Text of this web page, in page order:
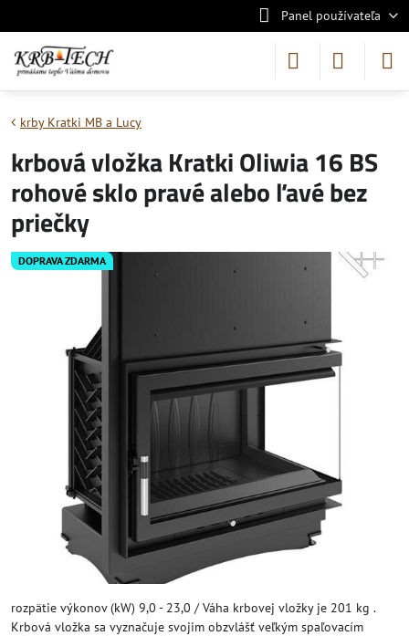
Panel používateľa
DOPRAVA ZDARMA
krby Kratki MB a Lucy
krbová vložka Kratki Oliwia 16 BS
rohové sklo pravé alebo ľavé bez
priečky
rozpätie výkonov (kW) 9,0 - 23,0 / Váha krbovej vložky je 201 kg .
Krbová vložka sa vyznačuje svojim obzvlášť veľkým spaľovacím